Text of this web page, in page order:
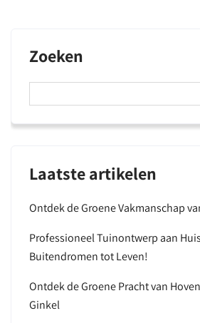
Zoeken
Laatste artikelen
Ontdek de Groene Vakmanschap
Professioneel Tuinontwerp aan
Buitendromen tot Leven!
Ontdek de Groene Pracht van
Ginkel